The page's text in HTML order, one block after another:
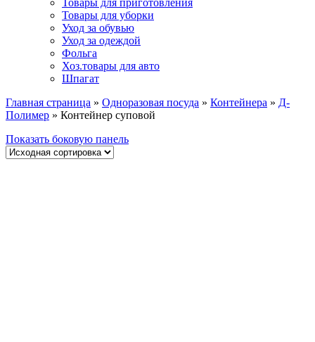
Товары для уборки
Уход за обувью
Уход за одеждой
Фольга
Хоз.товары для авто
Шпагат
Главная страница » Одноразовая посуда » Контейнера » Д-
Полимер » Контейнер суповой
Показать боковую панель